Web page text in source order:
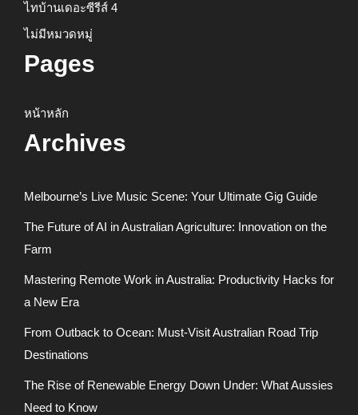
ไทบ้านเดอะซีรีส์ 4
ไม่มีหมวดหมู่
Pages
หน้าหลัก
Archives
Melbourne’s Live Music Scene: Your Ultimate Gig Guide
The Future of AI in Australian Agriculture: Innovation on the
Farm
Mastering Remote Work in Australia: Productivity Hacks for
a New Era
From Outback to Ocean: Must-Visit Australian Road Trip
Destinations
The Rise of Renewable Energy Down Under: What Aussies
Need to Know